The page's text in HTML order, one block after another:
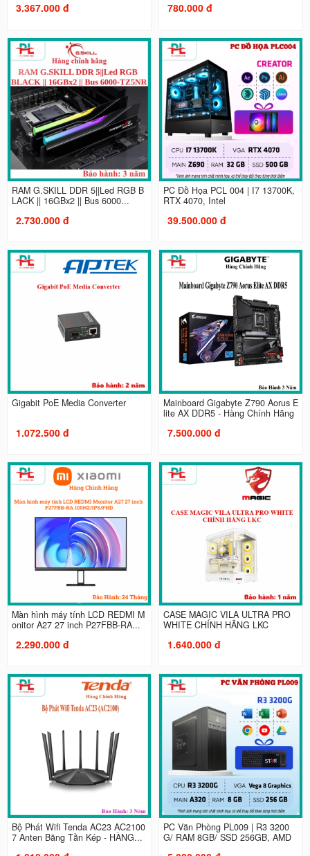
3.367.000 đ 780.000 đ
RAM G.SKILL DDR 5||Led RGB B
LACK || 16GBx2 || Bus 6000...
2.730.000 đ
PC Đồ Họa PCL 004 | I7 13700K,
RTX 4070, Intel
39.500.000 đ
Gigabit PoE Media Converter
1.072.500 đ
Mainboard Gigabyte Z790 Aorus E
lite AX DDR5 - Hàng Chính Hãng
7.500.000 đ
Màn hình máy tính LCD REDMI M
onitor A27 27 inch P27FBB-RA...
2.290.000 đ
CASE MAGIC VILA ULTRA PRO
WHITE CHÍNH HÃNG LKC
1.640.000 đ
Bộ Phát Wifi Tenda AC23 AC2100
7 Anten Băng Tần Kép - HÀNG...
PC Văn Phòng PL009 | R3 3200
G/ RAM 8GB/ SSD 256GB, AMD